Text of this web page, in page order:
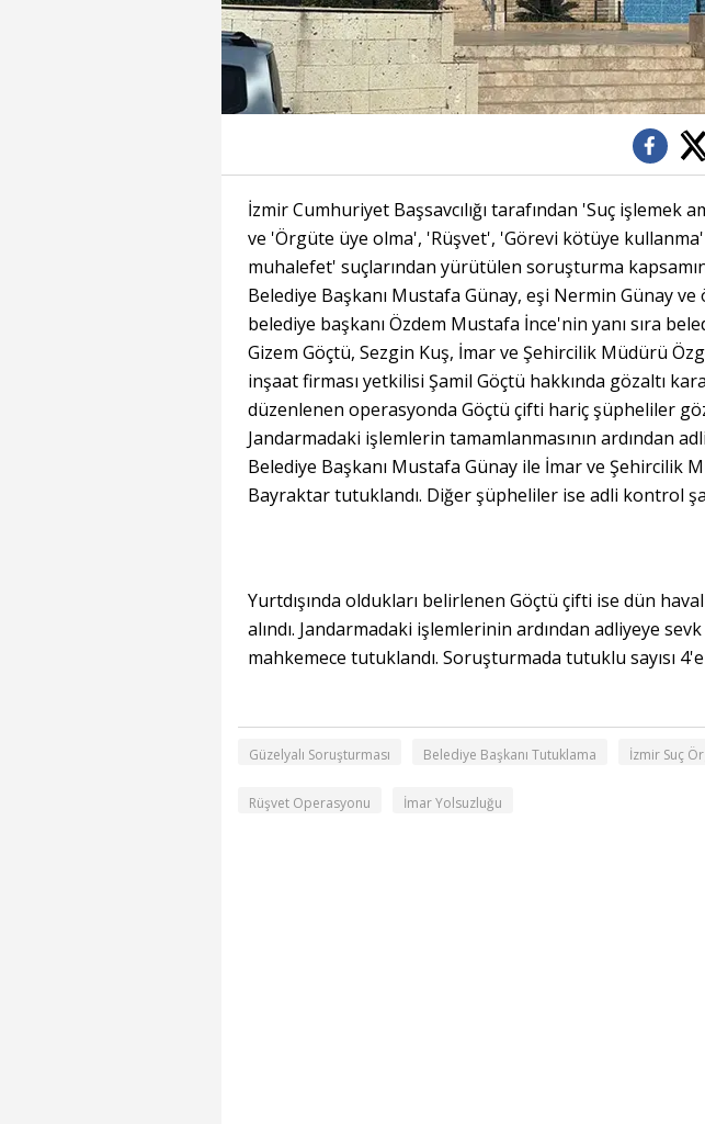
İzmir Cumhuriyet Başsavcılığı tarafından 'Suç işlemek
ve 'Örgüte üye olma', 'Rüşvet', 'Görevi kötüye
muhalefet' suçlarından yürütülen soruşturma
Belediye Başkanı Mustafa Günay, eşi Nermin Günay ve
belediye başkanı Özdem Mustafa İnce'nin yanı sıra
Gizem Göçtü, Sezgin Kuş, İmar ve Şehircilik Müdürü
inşaat firması yetkilisi Şamil Göçtü hakkında gözaltı
düzenlenen operasyonda Göçtü çifti hariç şüpheliler
Jandarmadaki işlemlerin tamamlanmasının ardından
Belediye Başkanı Mustafa Günay ile İmar ve Şehircilik
Bayraktar tutuklandı. Diğer şüpheliler ise adli kontrol
Yurtdışında oldukları belirlenen Göçtü çifti ise dün
alındı. Jandarmadaki işlemlerinin ardından adliyeye
mahkemece tutuklandı. Soruşturmada tutuklu sayısı
Güzelyalı Soruşturması Belediye Başkanı Tutuklama İzmir Suç
Rüşvet Operasyonu İmar Yolsuzluğu